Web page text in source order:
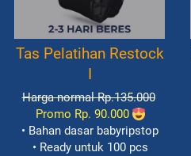
Tas Pelatihan Restock
I
Harga normal Rp.135.000
Promo Rp. 90.000
• Bahan dasar babyripstop
• Ready untuk 100 pcs